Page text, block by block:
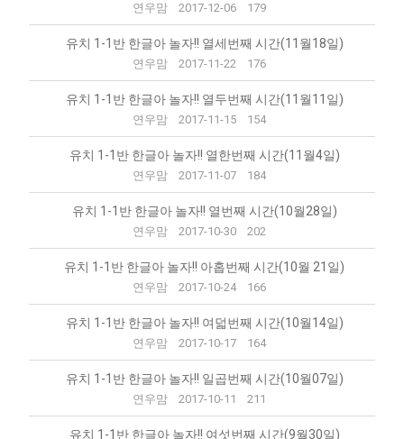
연우맘 2017-12-06 179
유치 1-1반 한글아 놀자!! 열세번째 시간(11월18일)
연우맘 2017-11-22 176
유치 1-1반 한글아 놀자!! 열두번째 시간(11월11일)
연우맘 2017-11-15 154
유치 1-1반 한글아 놀자!! 열한번째 시간(11월4일)
연우맘 2017-11-07 184
유치 1-1반 한글아 놀자!! 열번째 시간(10월28일)
연우맘 2017-10-30 202
유치 1-1반 한글아 놀자!! 아홉번째 시간(10월 21일)
연우맘 2017-10-24 166
유치 1-1반 한글아 놀자!! 여덟번째 시간(10월14일)
연우맘 2017-10-17 164
유치 1-1반 한글아 놀자!! 일곱번째 시간(10월07일)
연우맘 2017-10-11 211
유치 1-1반 한글아 놀자!! 여섯번째 시간(9월30일)